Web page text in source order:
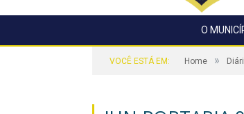
O
VOCÊ ESTÁ EM: Home »